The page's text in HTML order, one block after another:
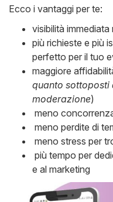
Ecco i vantaggi per te:
visibilità
più richieste e più
perfetto per il tuo
maggiore
quanto sottoposti
moderazione)
meno
meno perdite di
meno stress per
più tempo per
e al marketing